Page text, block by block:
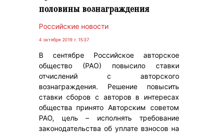
половины вознаграждения
Российские новости
4 октября 2019 г. 15:37
В сентябре Российское авторское
общество (РАО) повысило ставки
отчислений с авторского
вознаграждения. Решение повысить
ставки сборов с авторов в интересах
общества принято Авторским советом
РАО, цель – исполнять требование
законодательства об уплате взносов на